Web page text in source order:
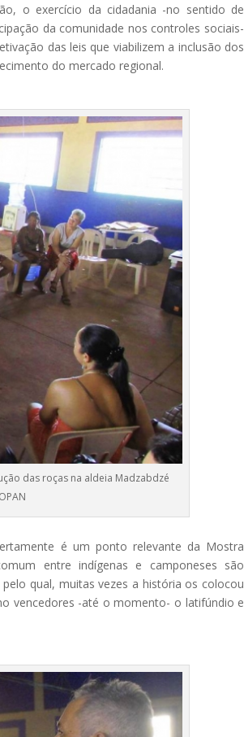
o exercício da cidadania -no sentido de
da comunidade nos controles sociais-
das leis que viabilizem a inclusão dos
do mercado regional.
das roças na aldeia Madzabdzé
é um ponto relevante da Mostra
entre indígenas e camponeses são
qual, muitas vezes a história os colocou
vencedores -até o momento- o latifúndio e